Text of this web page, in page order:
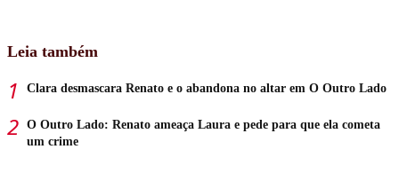
Leia também
Clara desmascara Renato e o abandona no altar em O Outro Lado
O Outro Lado: Renato ameaça Laura e pede para que ela cometa
um crime